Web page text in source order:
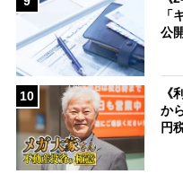
「
公
10
《
か
円